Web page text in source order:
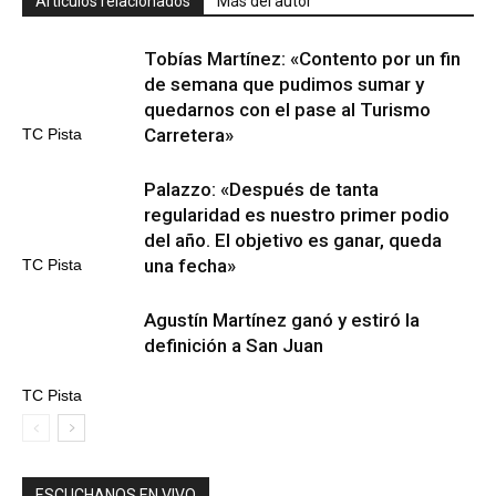
TC Pista
Tobías Martínez: «Contento por un fin
de semana que pudimos sumar y
quedarnos con el pase al Turismo
Carretera»
TC Pista
Palazzo: «Después de tanta
regularidad es nuestro primer podio
del año. El objetivo es ganar, queda
una fecha»
TC Pista
Agustín Martínez ganó y estiró la
definición a San Juan